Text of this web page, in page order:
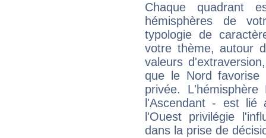
Chaque quadrant
hémisphères de
typologie de
votre thème, autour
valeurs
que le Nord favorise
privée.
l'Ascendant - est
l'Ouest privilégie
dans la prise de